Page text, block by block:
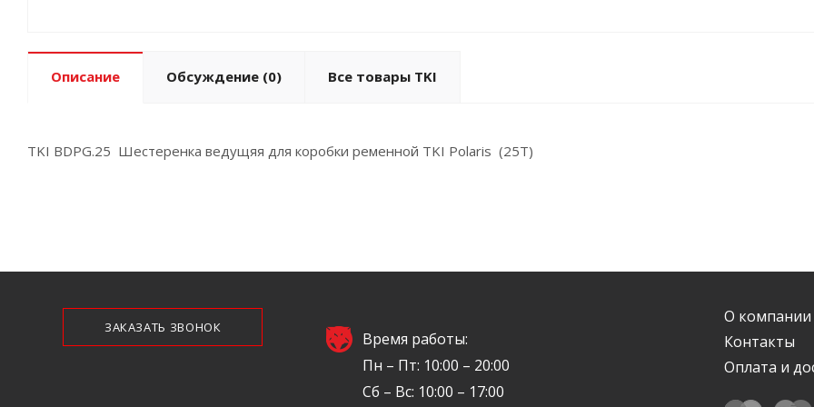
Описание Обсуждение (0) Все товары TKI
TKI BDPG.25 Шестеренка ведущяя для коробки ременной TKI Polaris (25T)
ЗАКАЗАТЬ ЗВОНОК
Время работы:
Пн – Пт: 10:00 – 20:00
Сб – Вс: 10:00 – 17:00
О компании
Контакты
Оплата и